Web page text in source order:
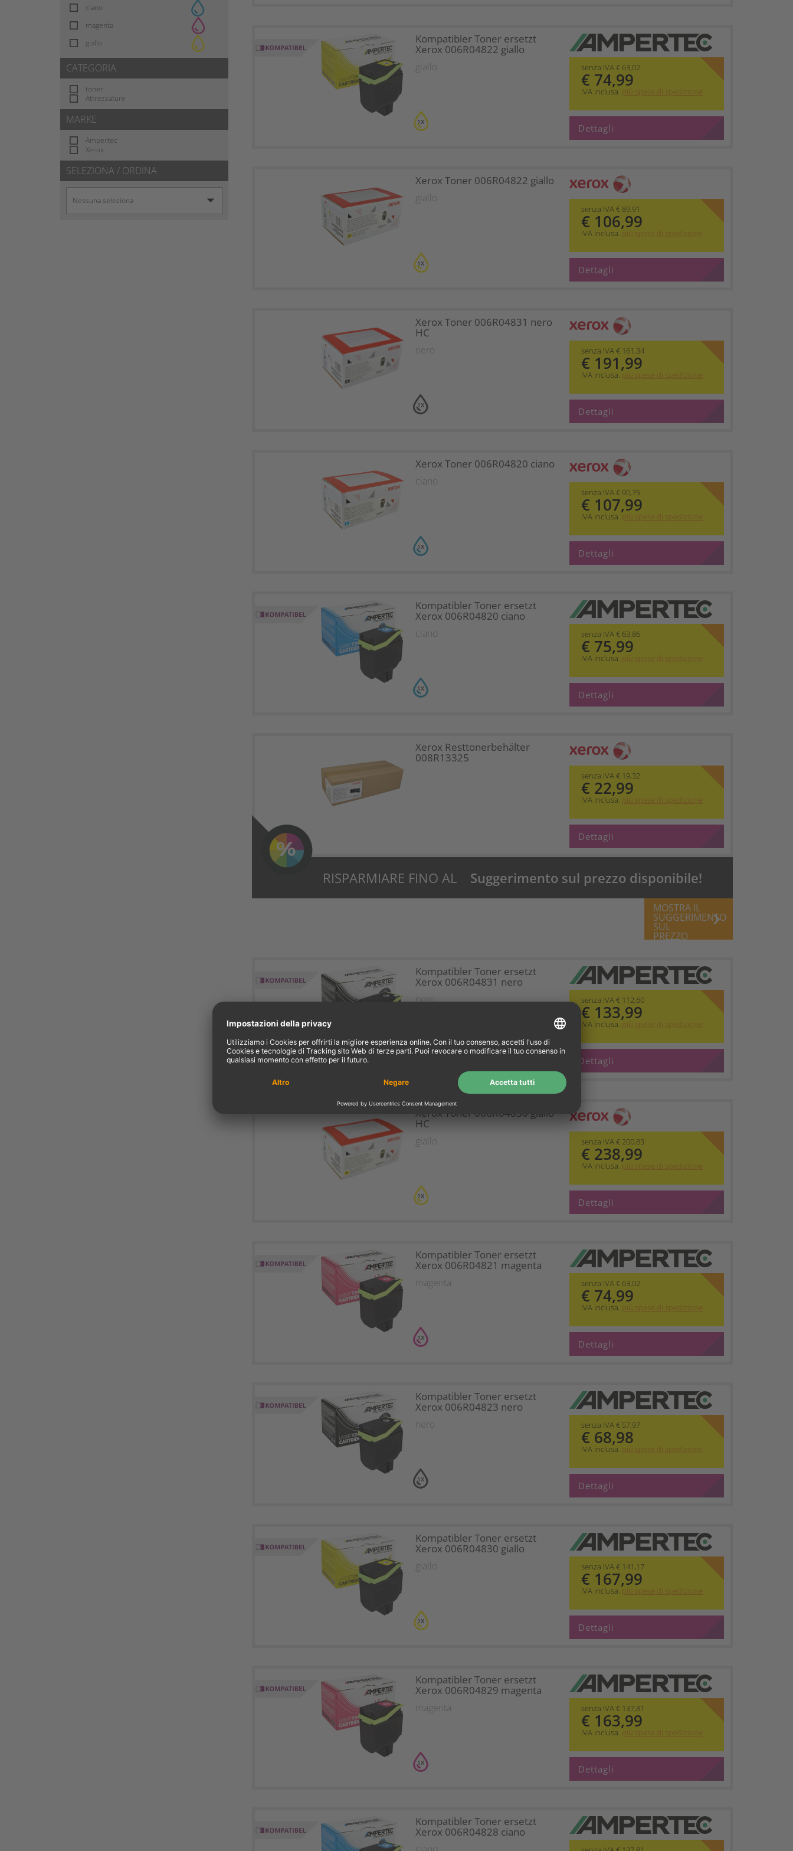
ciano
magenta
giallo
CATEGORIA
toner
Attrezzature
MARKE
Ampertec
Xerox
SELEZIONA / ORDINA
1X
Kompatibler Toner ersetzt
Xerox 006R04822 giallo
giallo senza IVA € 63,02
€ 74,99
IVA inclusa. più spese di spedizione
Dettagli
1X
Xerox Toner 006R04822 giallo
giallo
senza IVA € 89,91
€ 106,99
IVA inclusa. più spese di spedizione
Dettagli
1X
Xerox Toner 006R04831 nero
HC
nero senza IVA € 161,34
€ 191,99
IVA inclusa. più spese di spedizione
Dettagli
1X
Xerox Toner 006R04820 ciano
ciano
senza IVA € 90,75
€ 107,99
IVA inclusa. più spese di spedizione
Dettagli
1X
Kompatibler Toner ersetzt
Xerox 006R04820 ciano
ciano senza IVA € 63,86
€ 75,99
IVA inclusa. più spese di spedizione
Dettagli
Xerox Resttonerbehälter
008R13325
senza IVA € 19,32
€ 22,99
IVA inclusa. più spese di spedizione
Dettagli
RISPARMIARE FINO AL Suggerimento sul prezzo disponibile!
MOSTRA IL
SUGGERIMENTO
SUL
PREZZO
keyboard_arrow_right
1X
Kompatibler Toner ersetzt
Xerox 006R04831 nero
nero senza IVA € 112,60
€ 133,99
IVA inclusa. più spese di spedizione
Dettagli
1X
Xerox Toner 006R04830 giallo
HC
giallo senza IVA € 200,83
€ 238,99
IVA inclusa. più spese di spedizione
Dettagli
1X
Kompatibler Toner ersetzt
Xerox 006R04821 magenta
magenta senza IVA € 63,02
€ 74,99
IVA inclusa. più spese di spedizione
Dettagli
1X
Kompatibler Toner ersetzt
Xerox 006R04823 nero
nero senza IVA € 57,97
€ 68,98
IVA inclusa. più spese di spedizione
Dettagli
1X
Kompatibler Toner ersetzt
Xerox 006R04830 giallo
giallo senza IVA € 141,17
€ 167,99
IVA inclusa. più spese di spedizione
Dettagli
1X
Kompatibler Toner ersetzt
Xerox 006R04829 magenta
magenta senza IVA € 137,81
€ 163,99
IVA inclusa. più spese di spedizione
Dettagli
Kompatibler Toner ersetzt
Xerox 006R04828 ciano